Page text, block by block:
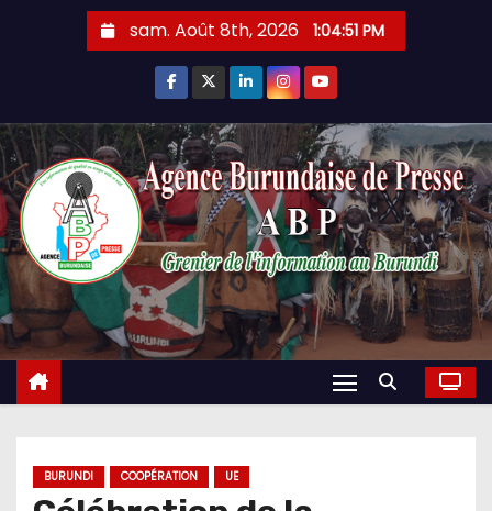
sam. Août 8th, 2026 1:04:52 PM
BURUNDI COOPÉRATION UE